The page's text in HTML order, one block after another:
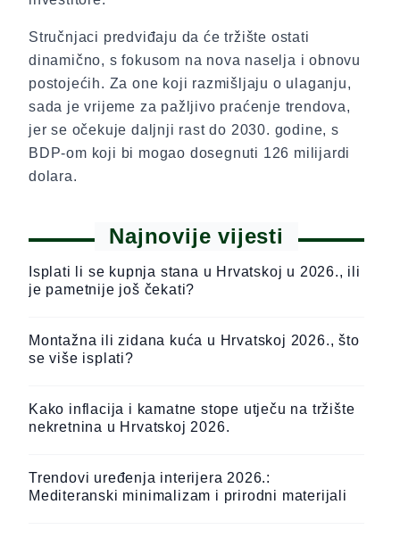
Stručnjaci predviđaju da će tržište ostati
dinamično, s fokusom na nova naselja i obnovu
postojećih. Za one koji razmišljaju o ulaganju,
sada je vrijeme za pažljivo praćenje trendova,
jer se očekuje daljnji rast do 2030. godine, s
BDP-om koji bi mogao dosegnuti 126 milijardi
dolara.
Najnovije vijesti
Isplati li se kupnja stana u Hrvatskoj u 2026., ili
je pametnije još čekati?
Montažna ili zidana kuća u Hrvatskoj 2026., što
se više isplati?
Kako inflacija i kamatne stope utječu na tržište
nekretnina u Hrvatskoj 2026.
Trendovi uređenja interijera 2026.:
Mediteranski minimalizam i prirodni materijali